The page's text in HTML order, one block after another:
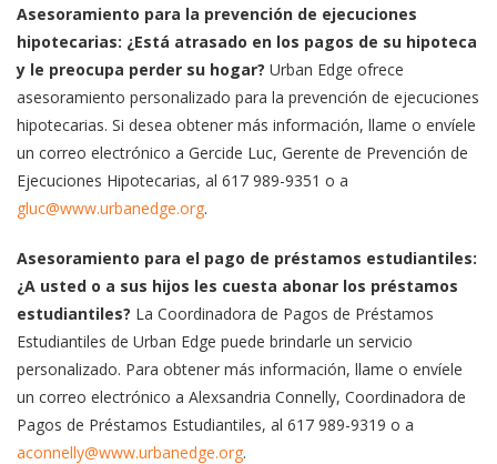
Asesoramiento para la prevención de ejecuciones
hipotecarias: ¿Está atrasado en los pagos de su hipoteca
y le preocupa perder su hogar? Urban Edge ofrece
asesoramiento personalizado para la prevención de ejecuciones
hipotecarias. Si desea obtener más información, llame o envíele
un correo electrónico a Gercide Luc, Gerente de Prevención de
Ejecuciones Hipotecarias, al 617 989-9351 o a
gluc@www.urbanedge.org.
Asesoramiento para el pago de préstamos estudiantiles:
¿A usted o a sus hijos les cuesta abonar los préstamos
estudiantiles? La Coordinadora de Pagos de Préstamos
Estudiantiles de Urban Edge puede brindarle un servicio
personalizado. Para obtener más información, llame o envíele
un correo electrónico a Alexsandria Connelly, Coordinadora de
Pagos de Préstamos Estudiantiles, al 617 989-9319 o a
aconnelly@www.urbanedge.org.